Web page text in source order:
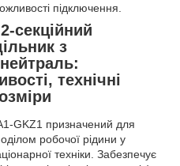
підключення.
секційний
з
технічні
GKZ1 призначений для
робочої рідини у
техніки. Забезпечує